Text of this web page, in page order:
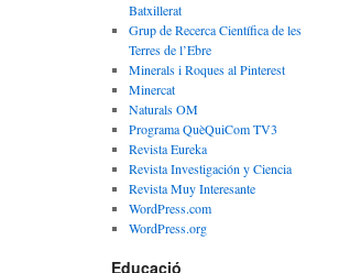
Batxillerat
Grup de Recerca Científica de les
Terres de l’Ebre
Minerals i Roques al Pinterest
Minercat
Naturals OM
Programa QuèQuiCom TV3
Revista Eureka
Revista Investigación y Ciencia
Revista Muy Interesante
WordPress.com
WordPress.org
Educació